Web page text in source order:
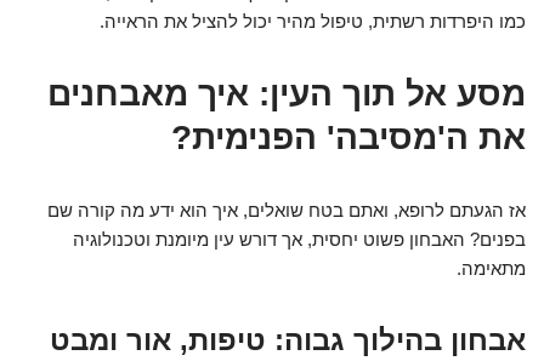
כמו היפרדות רשתית, טיפול מהיר יכול להציל את הראייה.
מסע אל תוך העין: איך מאבחנים
את ה'מסיבה' הפנימית?
אז הגעתם לרופא, ואתם בטח שואלים, איך הוא ידע מה קורה שם
בפנים? האבחון פשוט יחסית, אך דורש עין מיומנת וטכנולוגיה
מתאימה.
אבחון בהילוך גבוה: טיפות, אור ומבט